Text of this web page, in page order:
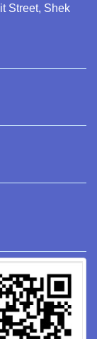
Street, Shek